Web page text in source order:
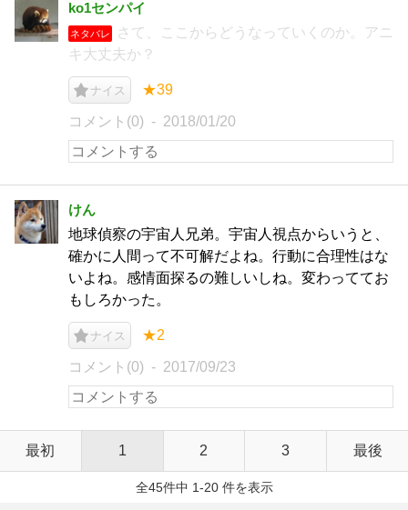
ko1センパイ
ネタバレ
さて、ここからどうなっていくのか。アニ
キ大丈夫か？
ナイス ★39
コメント(0) 2018/01/20
けん
地球偵察の宇宙人兄弟。宇宙人視点からいうと、
確かに人間って不可解だよね。行動に合理性はな
いよね。感情面探るの難しいしね。変わっててお
もしろかった。
ナイス ★2
コメント(0) 2017/09/23
最初 1 2 3 最後
全45件中 1-20 件を表示